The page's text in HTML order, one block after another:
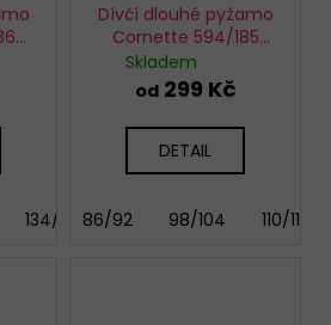
134/140 146/152
Dívčí dlouhé pyžamo
Cornette 594/185
Winter
Skladem
od299 Kč
DETAIL
86/92 98/104 110/116